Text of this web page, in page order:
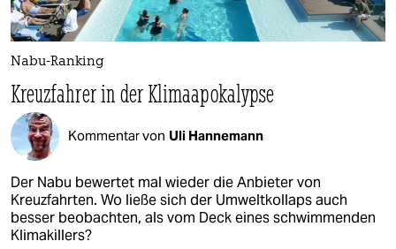
Nabu-Ranking
Kreuzfahrer in der Klimaapokalypse
Kommentar von Uli Hannemann
Der Nabu bewertet mal wieder die Anbieter von
Kreuzfahrten. Wo ließe sich der Umweltkollaps auch
besser beobachten, als vom Deck eines schwimmenden
Klimakillers?